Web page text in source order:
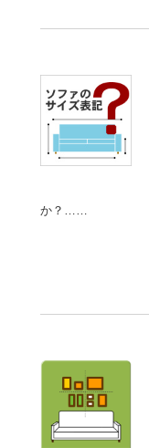
か？……